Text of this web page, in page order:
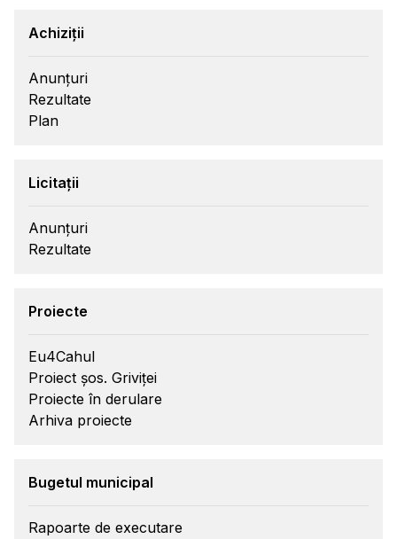
Achiziții
Anunțuri
Rezultate
Plan
Licitații
Anunțuri
Rezultate
Proiecte
Eu4Cahul
Proiect șos. Griviței
Proiecte în derulare
Arhiva proiecte
Bugetul municipal
Rapoarte de executare